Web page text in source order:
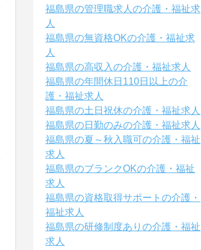
福島県の管理職求人の介護・福祉求
人
福島県の無資格OKの介護・福祉求
人
福島県の高収入の介護・福祉求人
福島県の年間休日110日以上の介
護・福祉求人
福島県の土日祝休の介護・福祉求人
福島県の日勤のみの介護・福祉求人
福島県の夏～秋入職可の介護・福祉
求人
福島県のブランクOKの介護・福祉
求人
福島県の資格取得サポートの介護・
福祉求人
福島県の研修制度ありの介護・福祉
求人